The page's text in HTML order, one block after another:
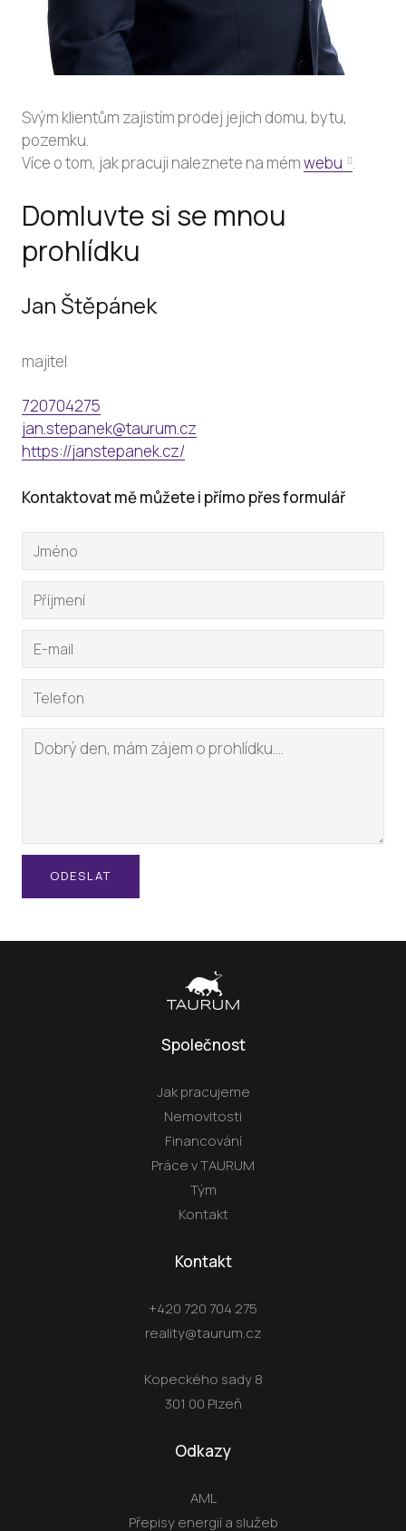
Svým klientům zajistím prodej jejich domu, bytu,
pozemku.
Více o tom, jak pracuji naleznete na mémwebu .
Domluvte si se mnou
prohlídku
Jan Štěpánek
majitel
720704275
jan.stepanek@taurum.cz
https://janstepanek.cz/
Kontaktovat mě můžete i přímo přes formulář
ODESLAT
Společnost
Jak pracujeme
Nemovitosti
Financování
Práce v TAURUM
Tým
Kontakt
Kontakt
+420 720 704 275
reality@taurum.cz
Kopeckého sady 8
301 00 Plzeň
Odkazy
AML
Přepisy energií a služeb